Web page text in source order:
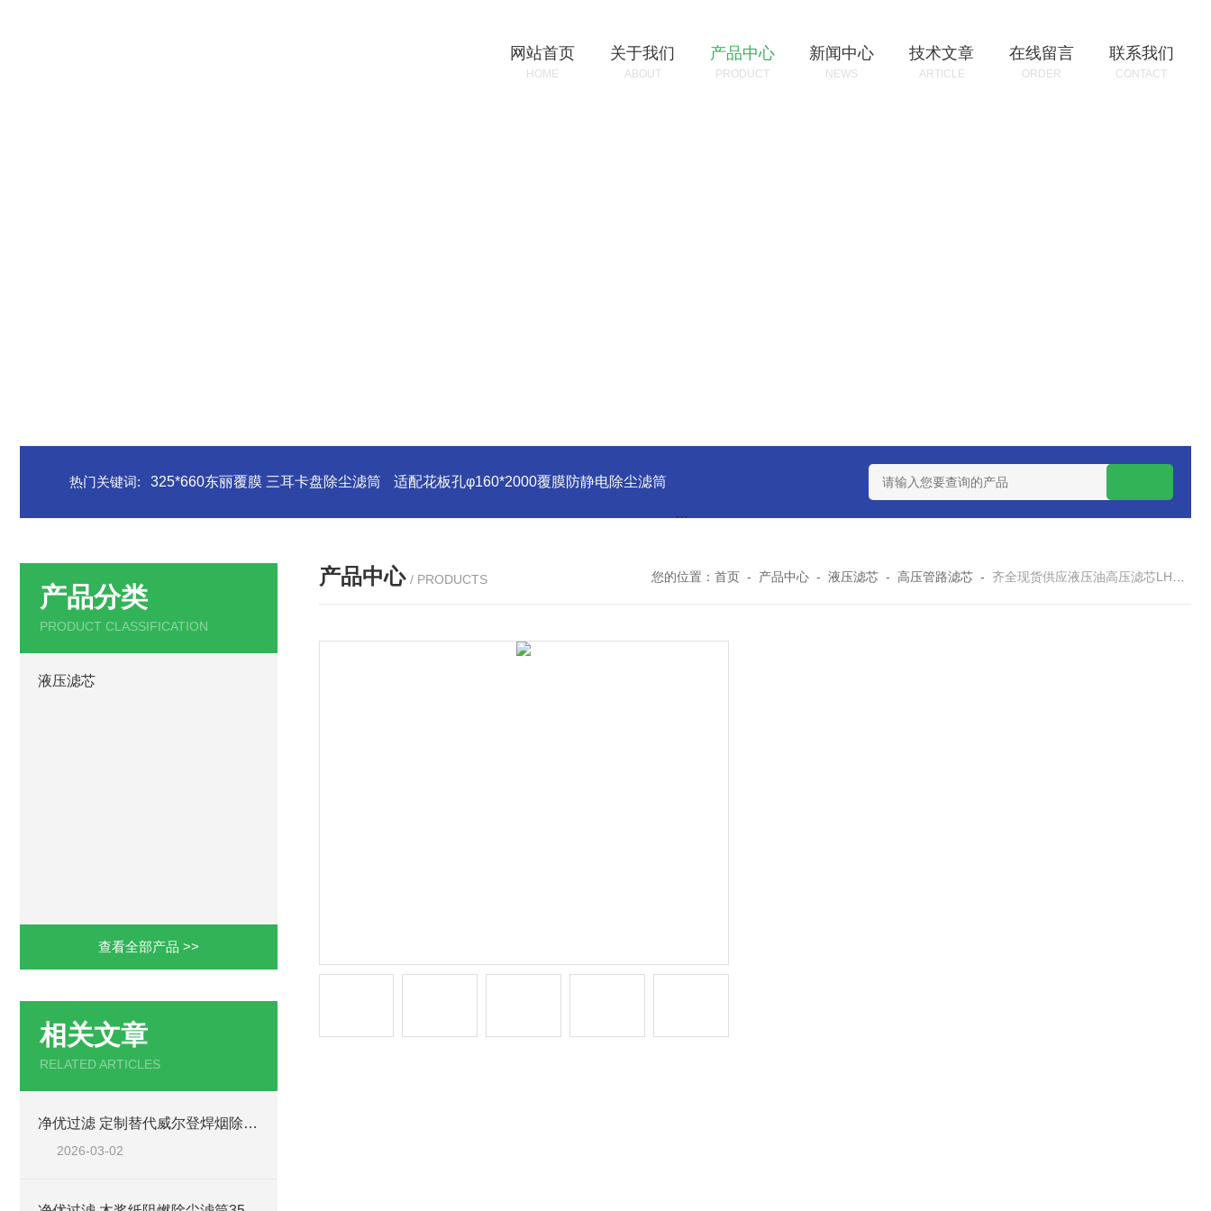
网站首页
HOME
关于我们
ABOUT
产品中心
PRODUCT
新闻中心
NEWS
技术文章
ARTICLE
在线留言
ORDER
联系我们
CONTACT
热门关键词: 325*660东丽覆膜 三耳卡盘除尘滤筒 适配花板孔φ160*2000覆膜防静电除尘滤筒 PU注胶 花板孔φ157*500防静电除尘滤芯 电焊车间 六耳快拆除尘滤筒 环保排放达
产品分类
PRODUCT CLASSIFICATION
液压滤芯
查看全部产品 >>
相关文章
RELATED ARTICLES
净优过滤 定制替代威尔登焊烟除尘滤筒
2026-03-02
产品中心 / PRODUCTS 您的位置：首页 - 产品中心 -液压滤芯 -高压管路滤芯 -齐全现货供应液压油高压滤芯LH0240D010BN/HC